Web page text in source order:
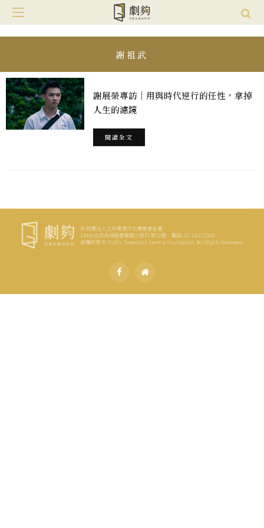
謝祖武
謝展榮專訪｜用與時代逆行的任性，拿掉
人生的濾鏡
閱讀全文